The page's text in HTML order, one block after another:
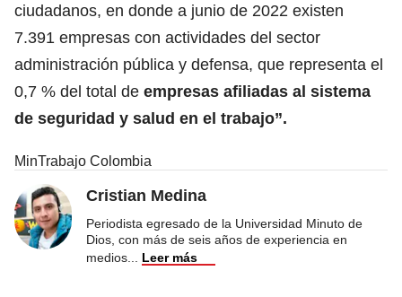
ciudadanos, en donde a junio de 2022 existen
7.391 empresas con actividades del sector
administración pública y defensa, que representa el
0,7 % del total de empresas afiliadas al sistema
de seguridad y salud en el trabajo”.
MinTrabajo Colombia
Cristian Medina
Periodista egresado de la Universidad Minuto de
Dios, con más de seis años de experiencia en
medios
Leer más